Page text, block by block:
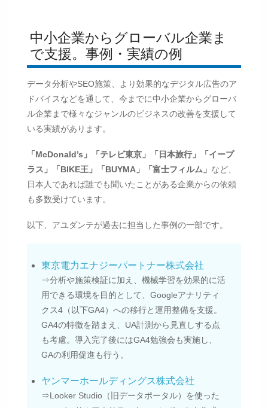
中小企業からグローバル企業ま
で支援。事例・実績の例
データ分析やSEO施策、より効果的なデジタル広告のア
ドバイスなどを通して、今までに中小企業からグローバ
ル企業まで様々なジャンルのビジネスの改善を支援して
いる実績があります。
「McDonald’s」「テレビ東京」「日本旅行」「イープ
ラス」「BIKE王」「BUYMA」「富士フィルム」 など、
日本人であれば誰でも聞いたことがある企業からの依頼
も多数受けています。
以下、アユダンテが過去に担当した事例の一部です。
東京電力エナジーパートナー株式会社
⇒分析や施策検証に加え、機械学習を効果的に活
用できる環境を目的として、Googleアナリティ
クス4（以下GA4）への移行と運用整備を支援。
GA4の特徴を踏まえ、UA計測から見直しする点
も考慮。導入完了後にはGA4勉強会も実施し、
GAの利用促進も行う。
ヤンマーホールディングス株式会社
⇒Looker Studio（旧データポータル）を使った